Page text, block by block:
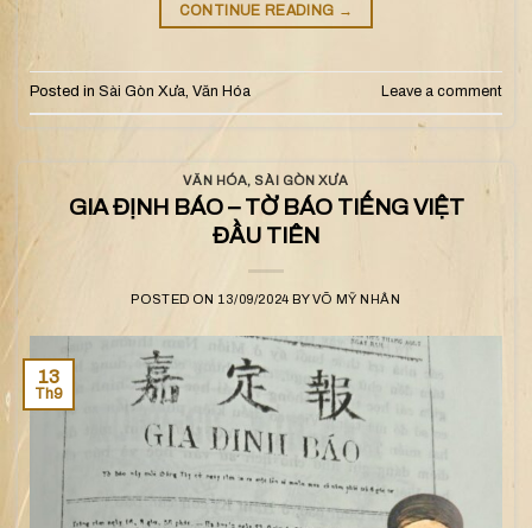
CONTINUE READING →
Posted in Sài Gòn Xưa, Văn Hóa Leave a comment
VĂN HÓA, SÀI GÒN XƯA
GIA ĐỊNH BÁO – TỜ BÁO TIẾNG VIỆT
ĐẦU TIÊN
POSTED ON 13/09/2024 BYVÕ MỸ NHÂN
13
Th9